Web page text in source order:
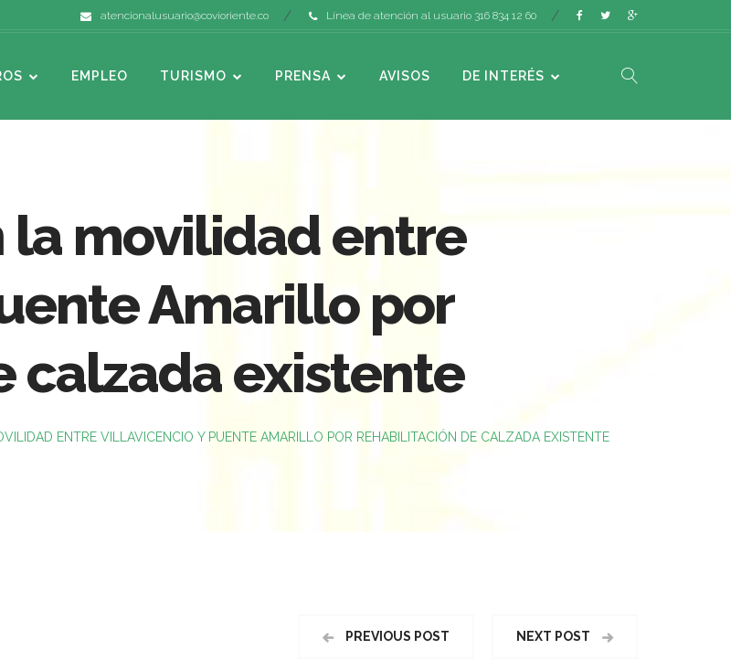
atencionalusuario@covioriente.co Línea de atención al usuario 316 834 12 60
EMPLEO TURISMO PRENSA AVISOS DE INTERÉS
la movilidad entre
Amarillo por
calzada existente
ENTRE VILLAVICENCIO Y PUENTE AMARILLO POR REHABILITACIÓN DE CALZADA EXISTENTE
PREVIOUS POST NEXT POST